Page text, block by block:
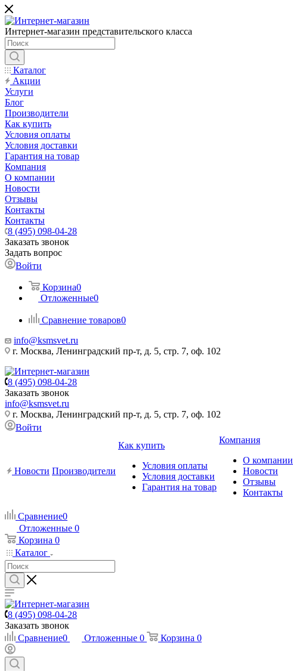
Интернет-магазин представительского класса
Каталог
Акции
Услуги
Блог
Производители
Как купить
Условия оплаты
Условия доставки
Гарантия на товар
Компания
О компании
Новости
Отзывы
Контакты
Контакты
8 (495) 098-04-28
Заказать звонок
Задать вопрос
Войти
Корзина0
Отложенные0
Сравнение товаров0
info@ksmsvet.ru
г. Москва, Ленинградский пр-т, д. 5, стр. 7, оф. 102
8 (495) 098-04-28
Заказать звонок
info@ksmsvet.ru
г. Москва, Ленинградский пр-т, д. 5, стр. 7, оф. 102
Войти
Новости Производители
Как купить
Условия оплаты
Условия доставки
Гарантия на товар
Компания
О компании
Новости
Отзывы
Контакты
Сравнение0
Отложенные 0
Корзина 0
Каталог
8 (495) 098-04-28
Заказать звонок
Сравнение0 Отложенные 0 Корзина 0